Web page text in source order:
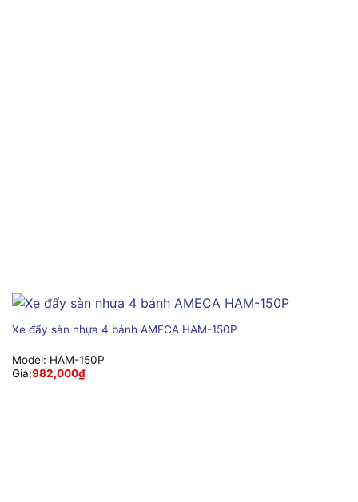
Xe đẩy sàn nhựa 4 bánh AMECA HAM-150P
Model: HAM-150P
Giá:982,000₫